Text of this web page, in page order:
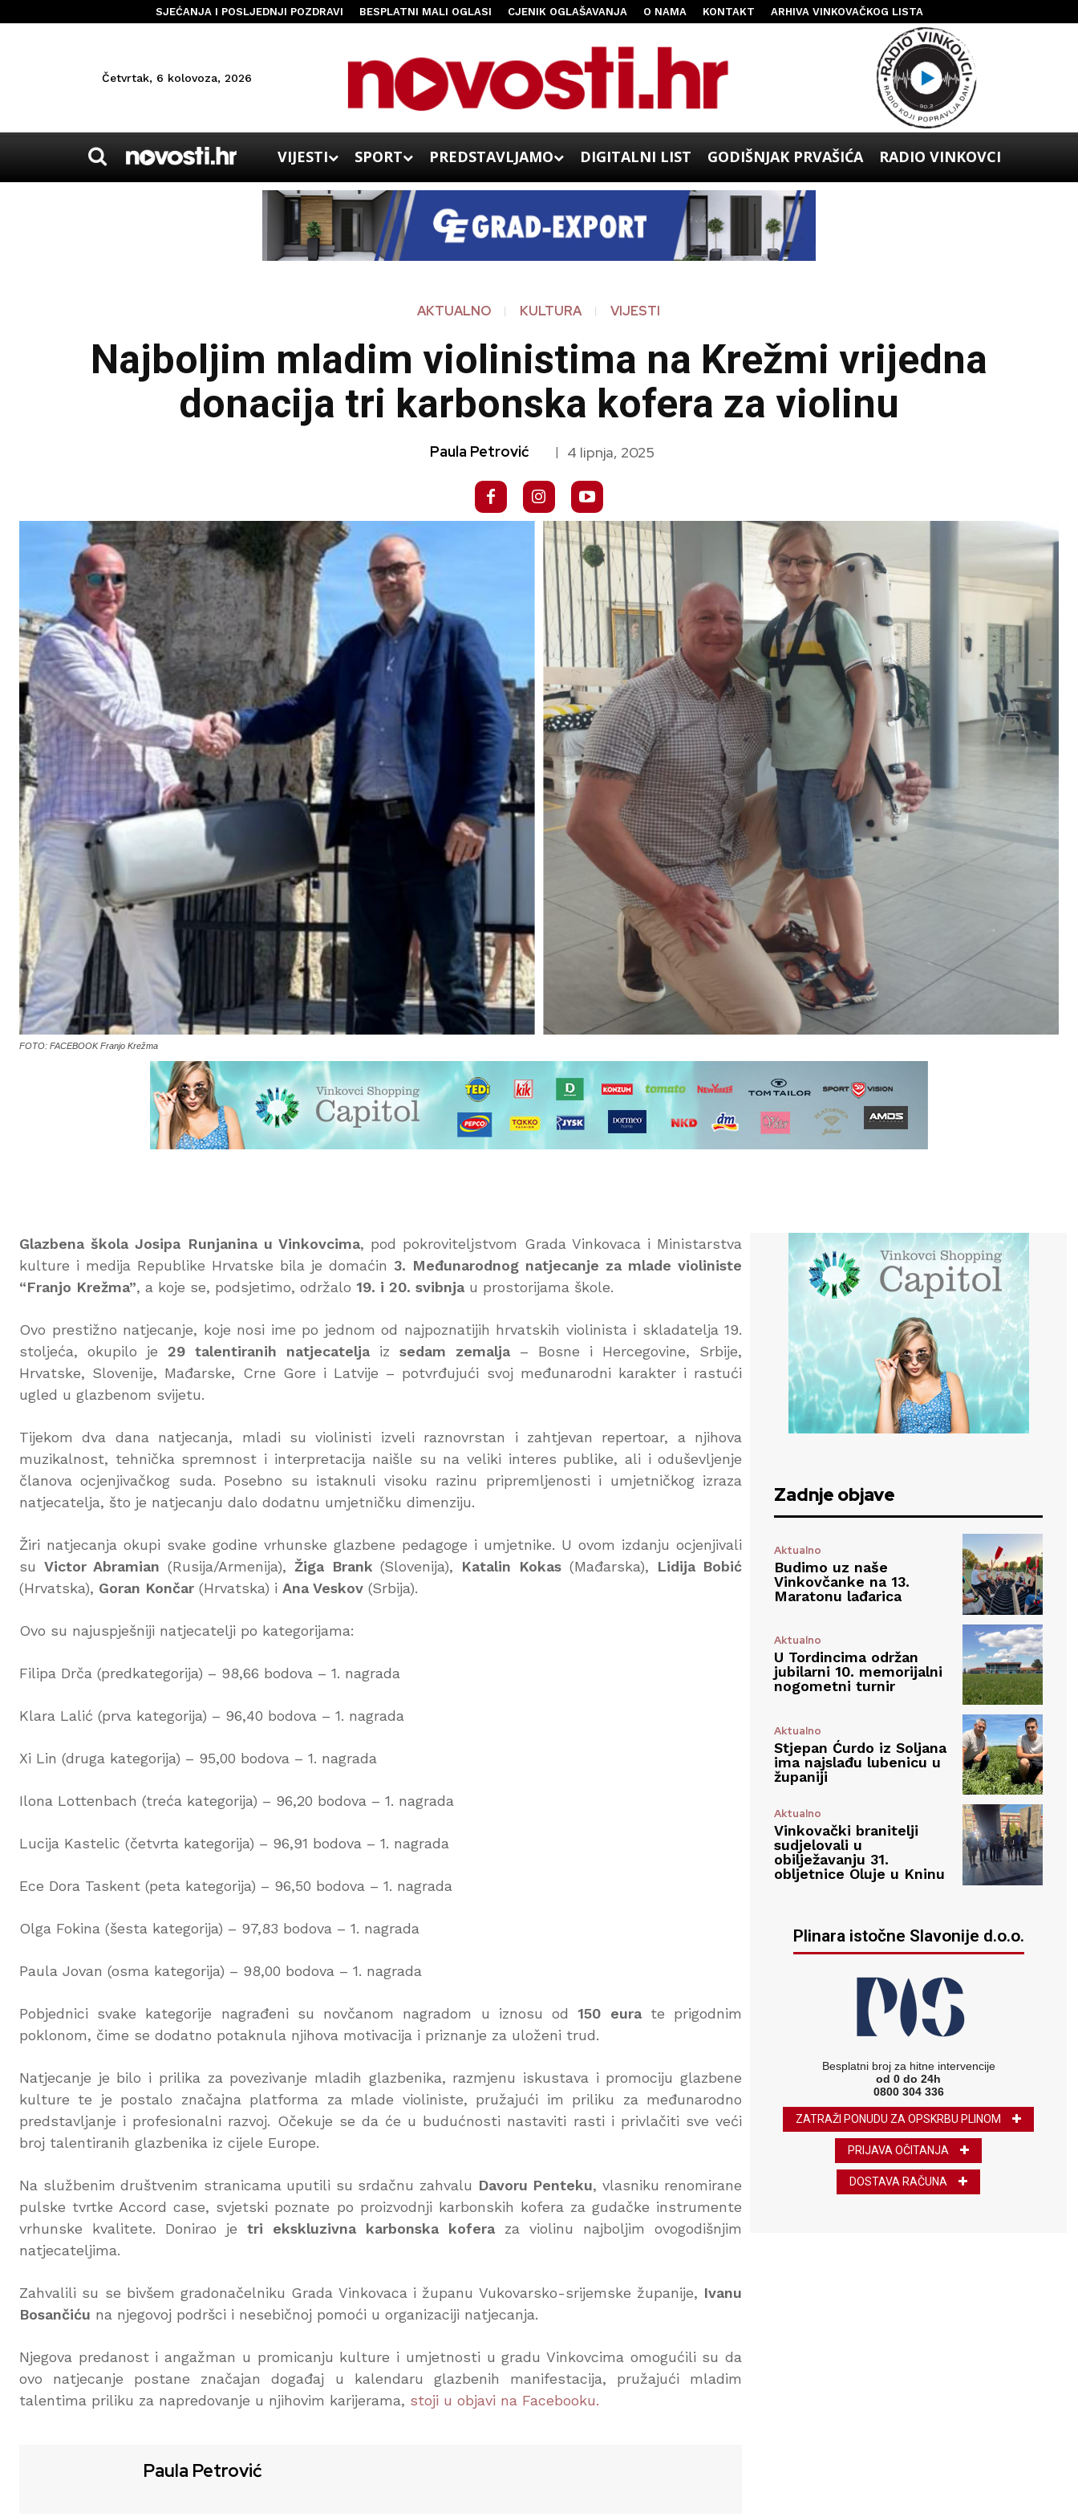
SJEĆANJA I POSLJEDNJI POZDRAVI BESPLATNI MALI OGLASI CJENIK OGLAŠAVANJA O NAMA KONTAKT ARHIVA VINKOVAČKOG LISTA
Četvrtak, 6 kolovoza, 2026
VIJESTI SPORT PREDSTAVLJAMO DIGITALNI LIST GODIŠNJAK PRVAŠIĆA RADIO VINKOVCI
AKTUALNO KULTURA VIJESTI
Najboljim mladim violinistima na Krežmi vrijedna
donacija tri karbonska kofera za violinu
Paula Petrović | 4 lipnja, 2025
FOTO: FACEBOOK Franjo Krežma
Glazbena škola Josipa Runjanina u Vinkovcima, pod pokroviteljstvom Grada Vinkovaca i Ministarstva
kulture i medija Republike Hrvatske bila je domaćin3. Međunarodnog natjecanje za mlade violiniste
“Franjo Krežma”, a koje se, podsjetimo, održalo 19. i 20. svibnjau prostorijama škole.
Ovo prestižno natjecanje, koje nosi ime po jednom od najpoznatijih hrvatskih violinista i skladatelja 19.
stoljeća, okupilo je 29 talentiranih natjecateljaizsedam zemalja– Bosne i Hercegovine, Srbije,
Hrvatske, Slovenije, Mađarske, Crne Gore i Latvije – potvrđujući svoj međunarodni karakter i rastući
ugled u glazbenom svijetu.
Tijekom dva dana natjecanja, mladi su violinisti izveli raznovrstan i zahtjevan repertoar, a njihova
muzikalnost, tehnička spremnost i interpretacija naišle su na veliki interes publike, ali i oduševljenje
članova ocjenjivačkog suda. Posebno su istaknuli visoku razinu pripremljenosti i umjetničkog izraza
natjecatelja, što je natjecanju dalo dodatnu umjetničku dimenziju.
Žiri natjecanja okupi svake godine vrhunske glazbene pedagoge i umjetnike. U ovom izdanju ocjenjivali
su Victor Abramian (Rusija/Armenija), Žiga Brank (Slovenija), Katalin Kokas (Mađarska),
Lidija Bobić
(Hrvatska), Goran Končar (Hrvatska) i Ana Veskov (Srbija).
Ovo su najuspješniji natjecatelji po kategorijama:
Filipa Drča (predkategorija) – 98,66 bodova – 1. nagrada
Klara Lalić (prva kategorija) – 96,40 bodova – 1. nagrada
Xi Lin (druga kategorija) – 95,00 bodova – 1. nagrada
Ilona Lottenbach (treća kategorija) – 96,20 bodova – 1. nagrada
Lucija Kastelic (četvrta kategorija) – 96,91 bodova – 1. nagrada
Ece Dora Taskent (peta kategorija) – 96,50 bodova – 1. nagrada
Olga Fokina (šesta kategorija) – 97,83 bodova – 1. nagrada
Paula Jovan (osma kategorija) – 98,00 bodova – 1. nagrada
Pobjednici svake kategorije nagrađeni su novčanom nagradom u iznosu od 150 eurate prigodnim
poklonom, čime se dodatno potaknula njihova motivacija i priznanje za uloženi trud.
Natjecanje je bilo i prilika za povezivanje mladih glazbenika, razmjenu iskustava i promociju glazbene
kulture te je postalo značajna platforma za mlade violiniste, pružajući im priliku za međunarodno
predstavljanje i profesionalni razvoj. Očekuje se da će u budućnosti nastaviti rasti i privlačiti sve veći
broj talentiranih glazbenika iz cijele Europe.
Na službenim društvenim stranicama uputili su srdačnu zahvalu Davoru Penteku, vlasniku renomirane
pulske tvrtke Accord case, svjetski poznate po proizvodnji karbonskih kofera za gudačke instrumente
vrhunske kvalitete. Donirao je tri ekskluzivna karbonska koferaza violinu najboljim ovogodišnjim
natjecateljima.
Zahvalili su se bivšem gradonačelniku Grada Vinkovaca i županu Vukovarsko-srijemske županije, Ivanu
Bosančiću na njegovoj podršci i nesebičnoj pomoći u organizaciji natjecanja.
Njegova predanost i angažman u promicanju kulture i umjetnosti u gradu Vinkovcima omogućili su da
ovo natjecanje postane značajan događaj u kalendaru glazbenih manifestacija, pružajući mladim
talentima priliku za napredovanje u njihovim karijerama, stoji u objavi na Facebooku.
Paula Petrović
Zadnje objave
Aktualno
Budimo uz naše
Vinkovčanke na 13.
Maratonu lađarica
Aktualno
U Tordincima održan
jubilarni 10. memorijalni
nogometni turnir
Aktualno
Stjepan Ćurdo iz Soljana
ima najslađu lubenicu u
županiji
Aktualno
Vinkovački branitelji
sudjelovali u
obilježavanju 31.
obljetnice Oluje u Kninu
Plinara istočne Slavonije d.o.o.
Besplatni broj za hitne intervencije
od 0 do 24h
0800 304 336
ZATRAŽI PONUDU ZA OPSKRBU PLINOM
PRIJAVA OČITANJA
DOSTAVA RAČUNA